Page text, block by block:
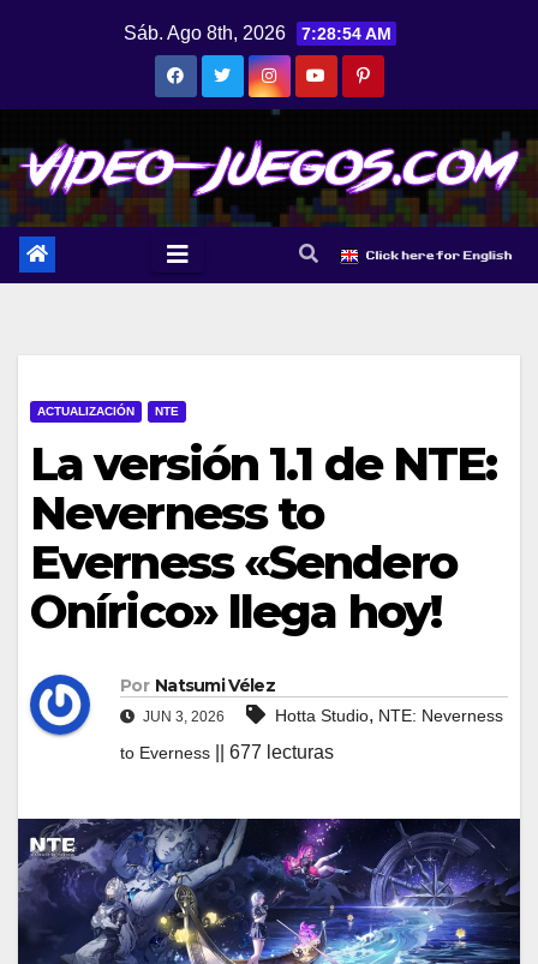
Sáb. Ago 8th, 2026 7:28:55 AM
ACTUALIZACIÓN NTE
La versión 1.1 de NTE:
Neverness to
Everness «Sendero
Onírico» llega hoy!
Por Natsumi Vélez
JUN 3, 2026 Hotta Studio, NTE: Neverness
to Everness
|| 677 lecturas